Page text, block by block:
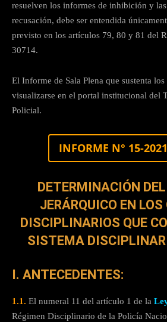
resuelven los informes de inhibición y
recusación, debe ser entendida
previsto en los artículos 79, 80 y 81 del
30714.
El Informe de Sala Plena que sustenta los
visualizarse en el portal institucional del
Policial.
INFORME N° 15-
DETERMINACIÓN
JERÁRQUICO EN LOS
DISCIPLINARIOS QUE
SISTEMA
I. ANTECEDENTES:
1.1. El numeral 11 del artículo 1 de la
Régimen Disciplinario de la Policía